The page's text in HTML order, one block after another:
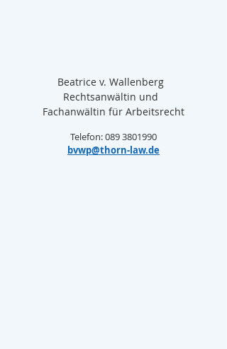
Beatrice v. Wallenberg
Rechtsanwältin und
Fachanwältin für Arbeitsrecht
Telefon: 089 3801990
bvwp@thorn-law.de